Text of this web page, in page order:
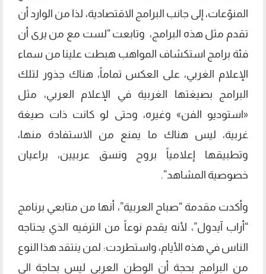
المنوّعات، إلى جانب البرامج الاقتصادية، لذا من الوارد أن
تقدم مثل هذه البرامج، وتابعت “لست مع من يرى أن
فئة برامج استكشاف المواهب هبطت علينا من سماء
الإعلام الغربي، على العكس تماماً، هناك جذور لتلك
البرامج بصيغتها الغربية في الإعلام العربي، مثل
«استوديو الفن» وغيره، وحتى لو كانت ذات صيغة
غربية، ليس هناك ما يمنع من الاستفادة منها،
وتطبيقها إعلامياً بروح ونسق عربيين، يراعيان
خصوصية المشاهد”.
وأكدت مقدمة “صباح العربية”، أنها من متابعي برنامج
“أراب آيدول”، لأنه يقدم نوعاً من الترفيه الذي يحتاجه
الناس في هذه الأيام، واستطردت: لمن ينتقد هذا النوع
من البرامج بحجة أن الوطن العربي ليس بحاجة الى